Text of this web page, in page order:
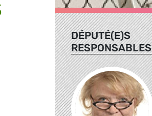
DÉPUTÉ(E)S
RESPONSABLES